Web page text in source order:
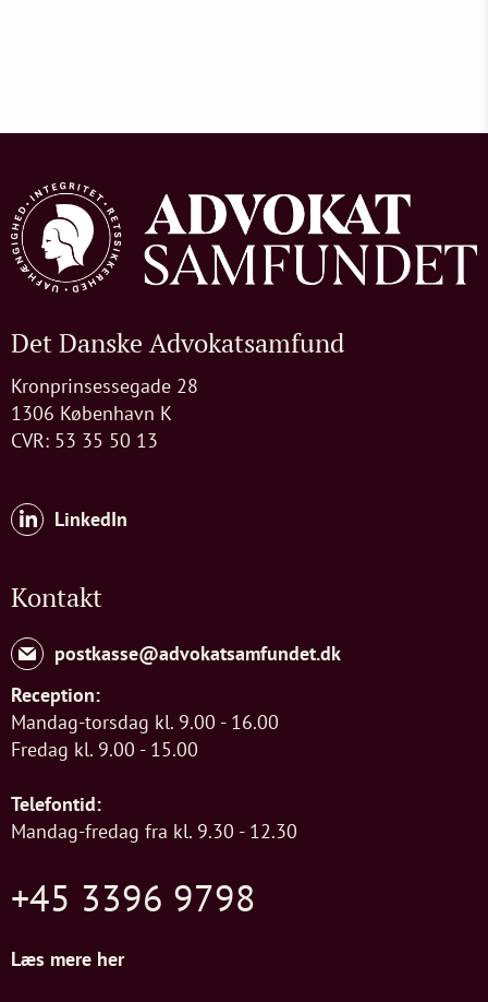
Det Danske Advokatsamfund
Kronprinsessegade 28
1306 København K
CVR: 53 35 50 13
LinkedIn
Kontakt
postkasse@advokatsamfundet.dk
Reception:
Mandag-torsdag kl. 9.00 - 16.00
Fredag kl. 9.00 - 15.00
Telefontid:
Mandag-fredag fra kl. 9.30 - 12.30
+45 3396 9798
Læs mere her